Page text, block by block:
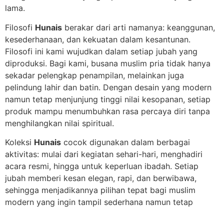
lama.
Filosofi Hunais berakar dari arti namanya: keanggunan,
kesederhanaan, dan kekuatan dalam kesantunan.
Filosofi ini kami wujudkan dalam setiap jubah yang
diproduksi. Bagi kami, busana muslim pria tidak hanya
sekadar pelengkap penampilan, melainkan juga
pelindung lahir dan batin. Dengan desain yang modern
namun tetap menjunjung tinggi nilai kesopanan, setiap
produk mampu menumbuhkan rasa percaya diri tanpa
menghilangkan nilai spiritual.
Koleksi Hunais cocok digunakan dalam berbagai
aktivitas: mulai dari kegiatan sehari-hari, menghadiri
acara resmi, hingga untuk keperluan ibadah. Setiap
jubah memberi kesan elegan, rapi, dan berwibawa,
sehingga menjadikannya pilihan tepat bagi muslim
modern yang ingin tampil sederhana namun tetap